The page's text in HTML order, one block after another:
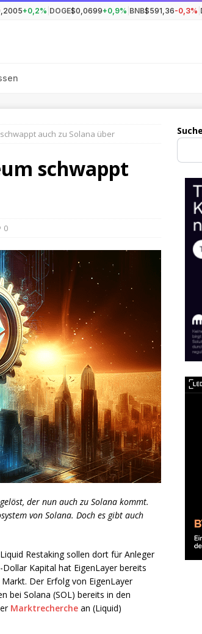
+0,2% DOGE$0,0699+0,9% BNB$591,36-0,3%
auch zu Solana über
schwappt
0
der nun auch zu Solana kommt.
von Solana. Doch es gibt auch
Restaking sollen dort für Anleger
Kapital hat EigenLayer bereits
Der Erfolg von EigenLayer
bei Solana (SOL) bereits in den
Marktrecherche an (Liquid)
Suche